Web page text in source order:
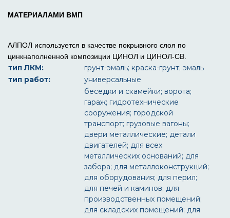
МАТЕРИАЛАМИ ВМП
АЛПОЛ используется в качестве покрывного слоя по
цинкнаполненной композиции ЦИНОЛ и ЦИНОЛ-СВ.
тип ЛКМ:
грунт-эмаль; краска-грунт; эмаль
тип работ:
универсальные
беседки и скамейки; ворота;
гараж; гидротехнические
сооружения; городской
транспорт; грузовые вагоны;
двери металлические; детали
двигателей; для всех
металлических оснований; для
забора; для металлоконструкций;
для оборудования; для перил;
для печей и каминов; для
производственных помещений;
для складских помещений; для